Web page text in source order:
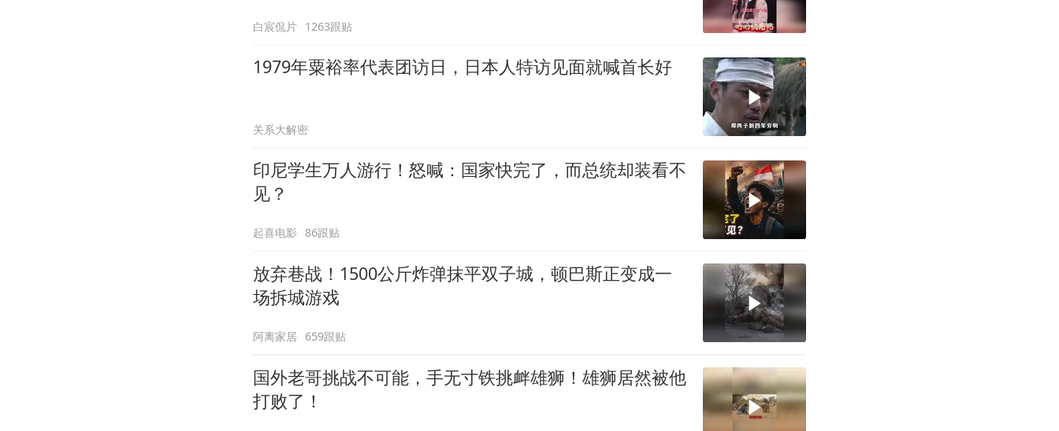
白宸侃片 1263跟贴
1979年粟裕率代表团访日，日本人特访见面就喊首长好
关系大解密
印尼学生万人游行！怒喊：国家快完了，而总统却装看不
见？
起喜电影 86跟贴
放弃巷战！1500公斤炸弹抹平双子城，顿巴斯正变成一
场拆城游戏
阿离家居 659跟贴
国外老哥挑战不可能，手无寸铁挑衅雄狮！雄狮居然被他
打败了！